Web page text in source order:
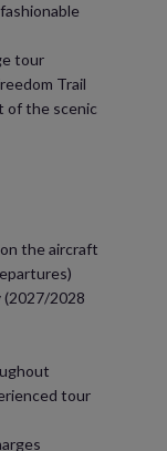
tour
Trail
of the scenic
the aircraft
(2027/2028
tour